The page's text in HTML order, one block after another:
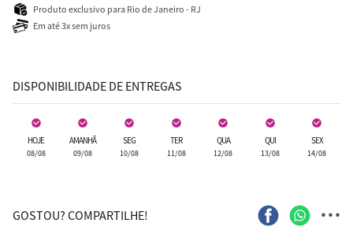
Produto exclusivo para Rio de Janeiro - RJ
Em até 3x sem juros
DISPONIBILIDADE DE ENTREGAS
HOJE
08/08
AMANHÃ
09/08
SEG
10/08
TER
11/08
QUA
12/08
QUI
13/08
SEX
14/08
GOSTOU? COMPARTILHE! ...